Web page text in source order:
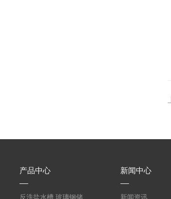
产品中心 新闻中心
新闻资讯